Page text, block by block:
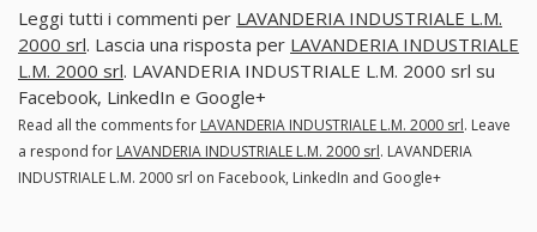
Leggi tutti i commenti per LAVANDERIA INDUSTRIALE L.M.
2000 srl. Lascia una risposta per LAVANDERIA INDUSTRIALE
L.M. 2000 srl. LAVANDERIA INDUSTRIALE L.M. 2000 srl su
Facebook, LinkedIn e Google+
Read all the comments for LAVANDERIA INDUSTRIALE L.M. 2000 srl. Leave
a respond for LAVANDERIA INDUSTRIALE L.M. 2000 srl. LAVANDERIA
INDUSTRIALE L.M. 2000 srl on Facebook, LinkedIn and Google+